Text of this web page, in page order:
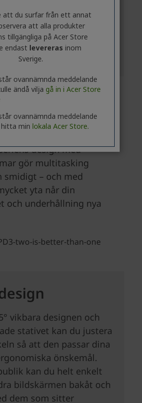
att du surfar från ett annat
att alla produkter
tillgängliga på Acer Store
endast levereras inom
Sverige.
ovannämnda meddelande
ändå vilja gå in i Acer Store
ovannämnda meddelande
hitta min lokala Acer Store.